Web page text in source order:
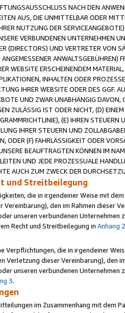
NACH DEN
AUS, DIE UNMITTELBAR ODER
NUTZUNG DER
VERBUNDENEN UNTERNEHMEN
(DIRECTORS) UND VERTRETER VON
ANGEMESSENER
WEBSITE ERSCHEINENDEM
INHALTEN ODER
IHRER WEBSITE ODER DES GGF.
UND ZWAR UNABHÄNGIG
ZULÄSSIG IST ODER NICHT, (D)
(E) IHREN
IHRER STEUERN UND
ODER (F) FAHRLÄSSIGKEIT ODER
BEAUFTRAGTEN KÖNNEN IM
UND JEDE PROZESSUALE
AUCH ZUM ZWECK DER
und Streitbeilegung
die in irgendeiner Weise mit
Vereinbarung), den im Rahmen dieser
unseren verbundenen
Recht und Streitbeilegung in Anhang 2
Verpflichtungen, die in irgendeiner
Verletzung dieser Vereinbarung), den
unseren verbundenen
3.
im Zusammenhang mit dem